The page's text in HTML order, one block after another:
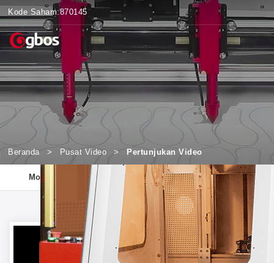
Kode Saham:870145
Beranda > Pusat Video > Pertunjukan Video
Model Terkait Solusi Industri Bahan & Sampel